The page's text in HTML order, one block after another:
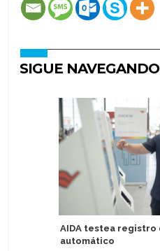
SIGUE NAVEGANDO
AIDA testea
automático